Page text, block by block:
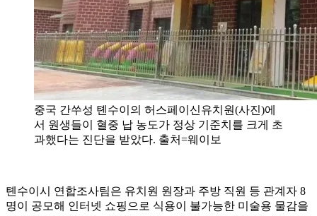
중국 간쑤성 톈수이의 허스페이신유치원(사진)에
서 원생들이 혈중 납 농도가 정상 기준치를 크게 초
과했다는 진단을 받았다. 출처=웨이보
톈수이시 연합조사팀은 유치원 원장과 주방 직원 등 관계자 8
명이 공모해 인터넷 쇼핑으로 식용이 불가능한 미술용 물감을